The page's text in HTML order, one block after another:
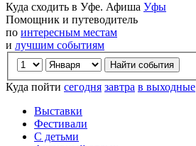
Куда сходить в Уфе. Афиша Уфы
Помощник и путеводитель
по интересным местам
и лучшим событиям
Куда пойти сегодня завтра в выходные
Выставки
Фестивали
С детьми